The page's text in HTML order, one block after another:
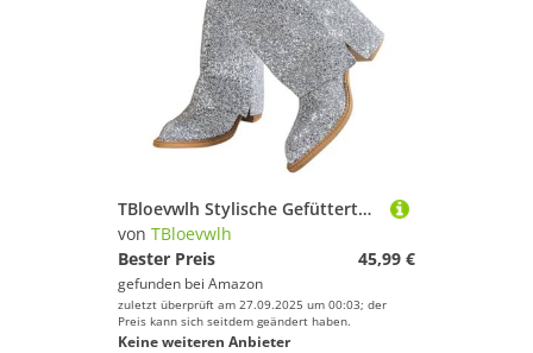
TBloevwlh Stylische Gefütterte Sohle Damen Damenstiefel Winter Elegant Schwarz Herbst Rüschen Westernstiefel Stickereien Absatz Stiefeletten Boots Wasserdichtem Innenreißverschluss Reißverschluss
von TBloevwlh
Bester Preis
45,99 €
gefunden bei Amazon
zuletzt überprüft am 27.09.2025 um 00:03; der
Preis kann sich seitdem geändert haben.
Keine weiteren Anbieter